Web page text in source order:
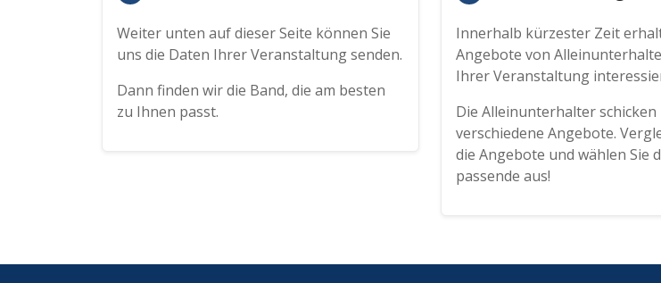
Weiter unten auf dieser Seite können Sie
uns die Daten Ihrer Veranstaltung senden.
Dann finden wir die Band, die am besten
zu Ihnen passt.
Innerhalb kürzester Zeit
Angebote von
Ihrer Veranstaltung
Die Alleinunterhalter schicken
verschiedene Angebote.
die Angebote und wählen Sie
passende aus!